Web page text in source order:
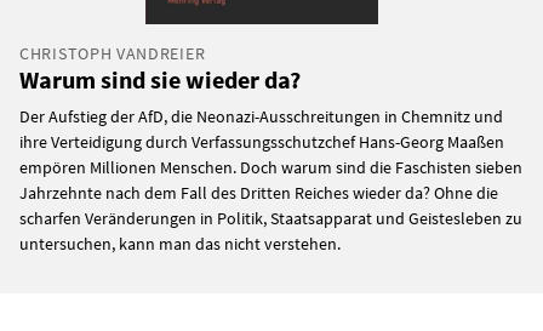
CHRISTOPH VANDREIER
Warum sind sie wieder da?
Der Aufstieg der AfD, die Neonazi-Ausschreitungen in Chemnitz und
ihre Verteidigung durch Verfassungsschutzchef Hans-Georg Maaßen
empören Millionen Menschen. Doch warum sind die Faschisten sieben
Jahrzehnte nach dem Fall des Dritten Reiches wieder da? Ohne die
scharfen Veränderungen in Politik, Staatsapparat und Geistesleben zu
untersuchen, kann man das nicht verstehen.